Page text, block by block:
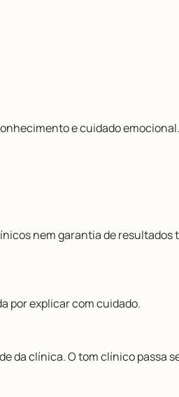
e cuidado emocional.
nem garantia de
por explicar com cuidado.
da clínica. O tom clínico passa